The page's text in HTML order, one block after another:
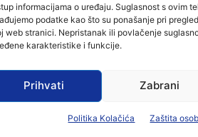
informacijama o uređaju. Suglasnost s ovim
podatke kao što su ponašanje pri
web stranici. Nepristanak ili povlačenje
karakteristike i funkcije.
Prihvati Zabrani
Politika Kolačića Zaštita
Fabijan Kapular završio je
kako je sigurnost građana naš
vukovarsko-srijemske